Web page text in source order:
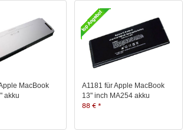
MacBook
akku
A1181 für Apple MacBook
13" inch MA254 akku
88 € *